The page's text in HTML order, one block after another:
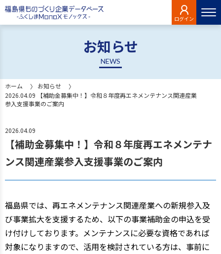
ログイン
お知らせ
NEWS
ホーム
お知らせ
2026.04.09 【補助金募集中！】令和８年度再エネメンテナンス関連産業
参入支援事業のご案内
2026.04.09
【補助金募集中！】令和８年度再エネメンテナ
ンス関連産業参入支援事業のご案内
福島県では、再エネメンテナンス関連産業への新規参入及
び事業拡大を支援するため、以下の事業補助金の申込を受
け付けしております。メンテナンスに必要な資格であれば
対象になりますので、活用を検討されている方は、事前に